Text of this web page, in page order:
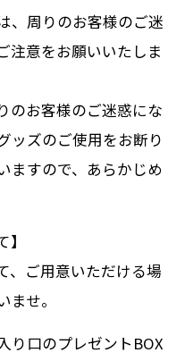
、周りのお客様のご迷
注意をお願いいたしま
のお客様のご迷惑にな
ッズのご使用をお断り
ますので、あらかじめ
、ご用意いただける場
せ。
り口のプレゼントBOX